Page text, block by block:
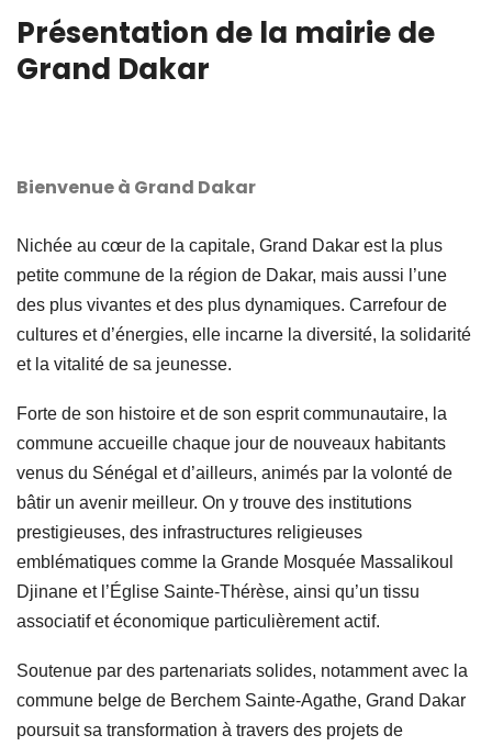
Présentation de la mairie de
Grand Dakar
Bienvenue à Grand Dakar
Nichée au cœur de la capitale, Grand Dakar est la plus
petite commune de la région de Dakar, mais aussi l’une
des plus vivantes et des plus dynamiques. Carrefour de
cultures et d’énergies, elle incarne la diversité, la solidarité
et la vitalité de sa jeunesse.
Forte de son histoire et de son esprit communautaire, la
commune accueille chaque jour de nouveaux habitants
venus du Sénégal et d’ailleurs, animés par la volonté de
bâtir un avenir meilleur. On y trouve des institutions
prestigieuses, des infrastructures religieuses
emblématiques comme la Grande Mosquée Massalikoul
Djinane et l’Église Sainte-Thérèse, ainsi qu’un tissu
associatif et économique particulièrement actif.
Soutenue par des partenariats solides, notamment avec la
commune belge de Berchem Sainte-Agathe, Grand Dakar
poursuit sa transformation à travers des projets de